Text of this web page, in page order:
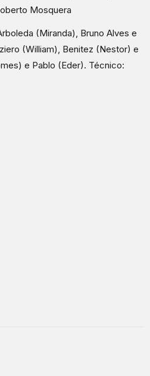
Mosquera
(Miranda), Bruno Alves e
(William), Benitez (Nestor) e
e Pablo (Eder). Técnico: